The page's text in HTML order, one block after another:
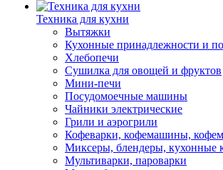
Техника для кухни
Вытяжки
Кухонные принадлежности и
Хлебопечи
Сушилка для овощей и фруктов
Мини-печи
Посудомоечные машины
Чайники электрические
Грили и аэрогрили
Кофеварки, кофемашины,
Миксеры, блендеры, кухонные
Мультиварки, пароварки